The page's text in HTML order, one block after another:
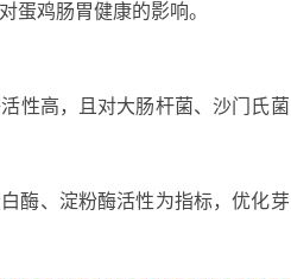
蛋鸡肠胃健康的影响。
性高，且对大肠杆菌、沙门氏菌
酶、淀粉酶活性为指标，优化芽